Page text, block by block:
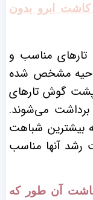
ابرو بدون
مناسب و
ناحیه مشخص شده
پشت گوش تارهای
برداشت می‌شوند.
بیشترین شباهت
رشد آنها مناسب
آن طور که